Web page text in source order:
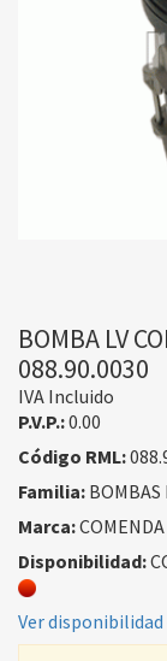
BOMBA LV
088.90.0030
IVA Incluido
P.V.P.:0.00
Código RML:
Familia: BOMBAS
Marca:COMENDA
Disponibilidad:
Ver